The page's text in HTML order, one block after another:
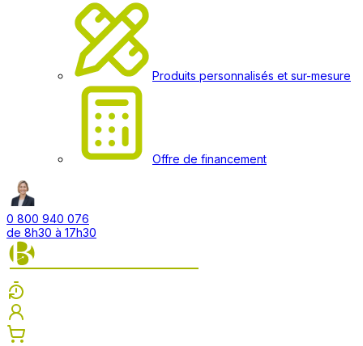
Produits personnalisés et sur-mesure
Offre de financement
0 800 940 076
de 8h30 à 17h30